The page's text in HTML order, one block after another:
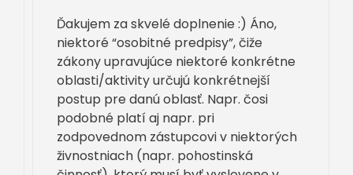
Ďakujem za skvelé doplnenie :) Áno,
niektoré “osobitné predpisy”, čiže
zákony upravujúce niektoré konkrétne
oblasti/aktivity určujú konkrétnejší
postup pre danú oblasť. Napr. čosi
podobné platí aj napr. pri
zodpovednom zástupcovi v niektorých
živnostniach (napr. pohostinská